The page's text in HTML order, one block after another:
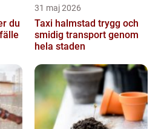
31 maj 2026
Taxi halmstad trygg och
smidig transport genom
hela staden